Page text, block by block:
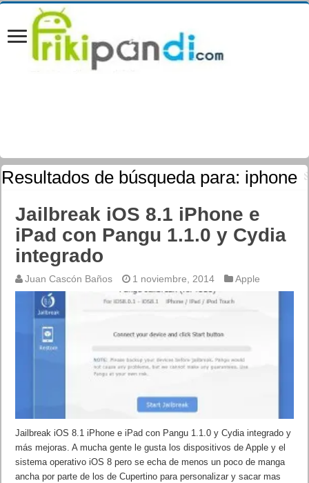
Resultados de búsqueda para: iphone
Jailbreak iOS 8.1 iPhone e
iPad con Pangu 1.1.0 y Cydia
integrado
Juan Cascón Baños 1 noviembre, 2014 Apple
Jailbreak iOS 8.1 iPhone e iPad con Pangu 1.1.0 y Cydia integrado y
más mejoras. A mucha gente le gusta los dispositivos de Apple y el
sistema operativo iOS 8 pero se echa de menos un poco de manga
ancha por parte de los de Cupertino para personalizar y sacar mas